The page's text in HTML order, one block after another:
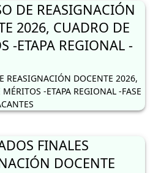
DE REASIGNACIÓN
2026, CUADRO DE
-ETAPA REGIONAL -
REASIGNACIÓN DOCENTE 2026,
-ETAPA REGIONAL -FASE
FINALES
DOCENTE